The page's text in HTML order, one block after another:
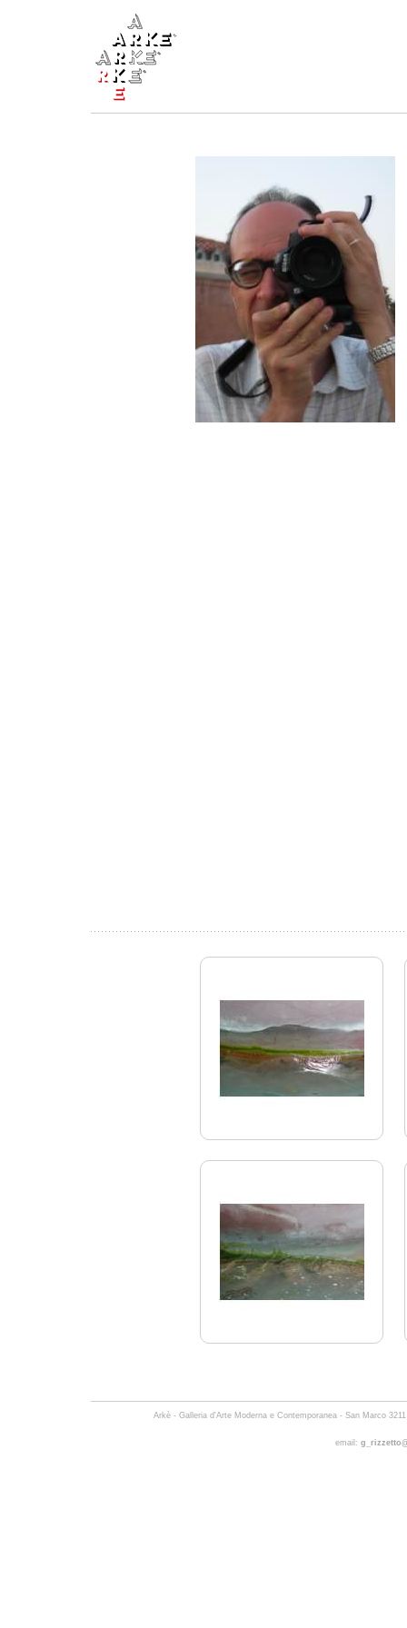
Arkè - Galleria d'Arte Moderna e Contemporanea - San Marco
email: